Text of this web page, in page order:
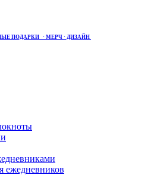
ПОДАРКИ · МЕРЧ · ДИЗАЙН
ежедневников